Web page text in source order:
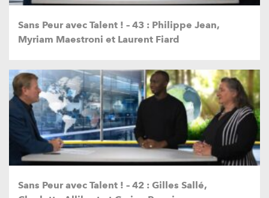
Sans Peur avec Talent ! – 43 : Philippe Jean,
Myriam Maestroni et Laurent Fiard
Sans Peur avec Talent ! – 42 : Gilles Sallé,